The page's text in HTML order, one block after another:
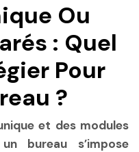
Ou
: Quel
Pour
?
et des modules
bureau s’impose